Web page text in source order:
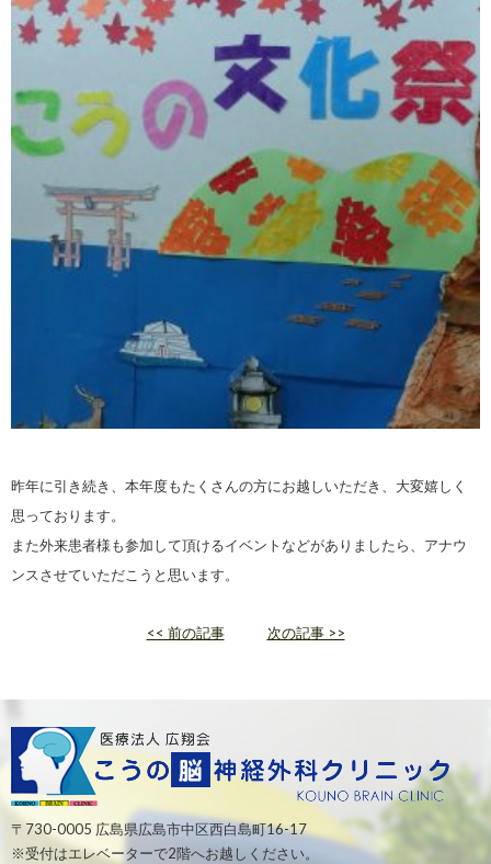
昨年に引き続き、本年度もたくさんの方にお越しいただき、大変嬉しく
思っております。
また外来患者様も参加して頂けるイベントなどがありましたら、アナウ
ンスさせていただこうと思います。
<< 前の記事 次の記事 >>
〒730-0005 広島県広島市中区西白島町16-17
※受付はエレベーターで2階へお越しください。